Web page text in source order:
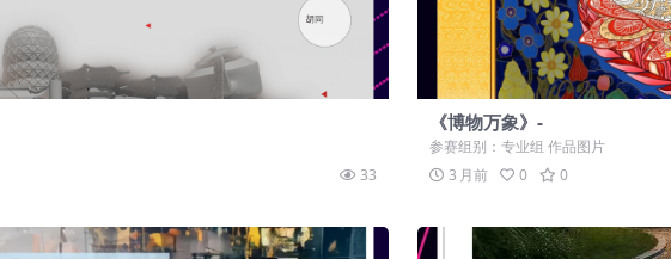
33
《博物万象》-
参赛组别：专业组 作品图片
3 月前
0 0